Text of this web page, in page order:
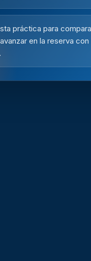
práctica para
en la reserva con